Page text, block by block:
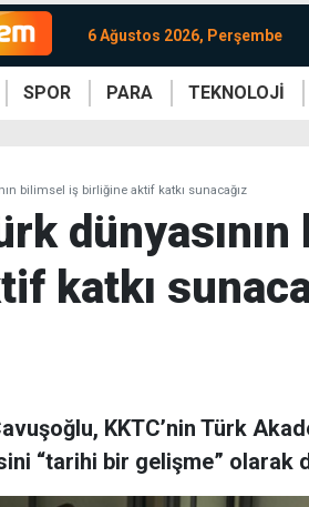
6 Ağustos 2026, Perşembe
SPOR PARA TEKNOLOJİ
bilimsel iş birliğine aktif katkı sunacağız
dünyasının
katkı
KKTC’nin Türk
“tarihi bir gelişme” olarak